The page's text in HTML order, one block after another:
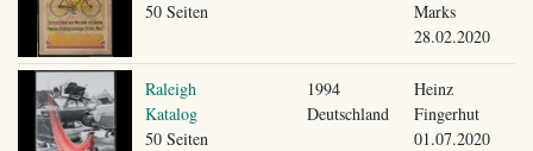
50 Seiten
Marks
28.02.2020
Raleigh
Katalog
50 Seiten
1994
Deutschland
Heinz
Fingerhut
01.07.2020